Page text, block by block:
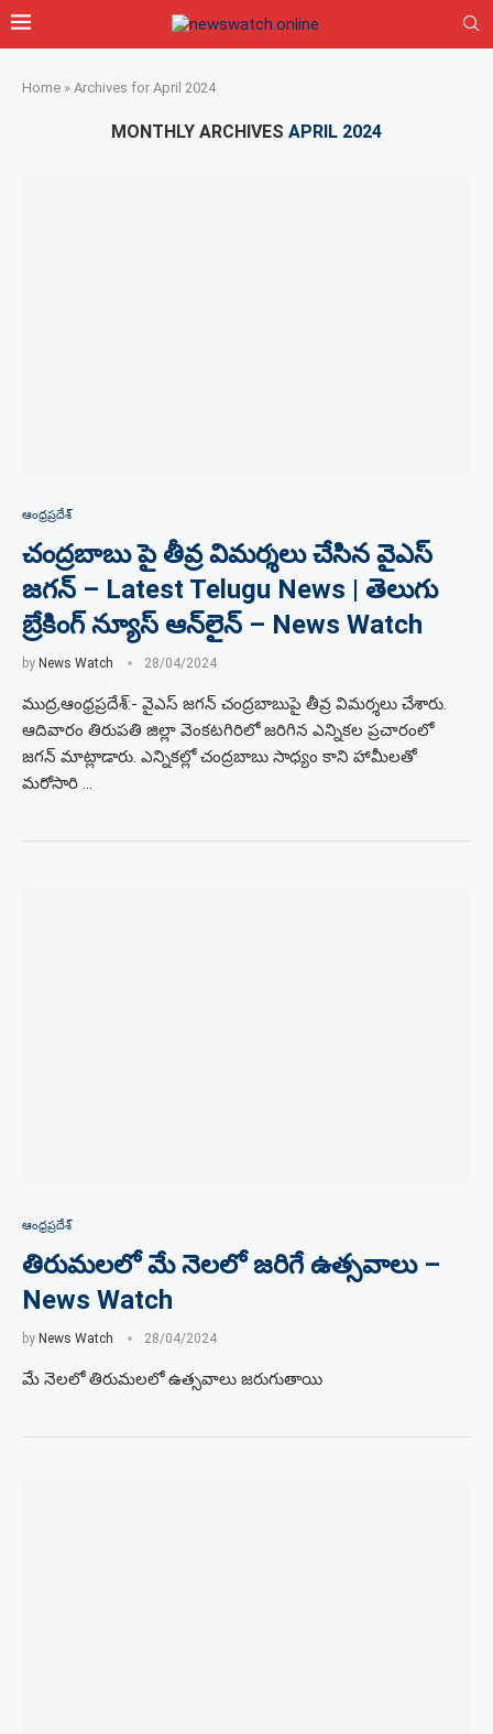
Home » Archives for April 2024
MONTHLY ARCHIVES APRIL 2024
ఆంధ్రప్రదేశ్
చంద్రబాబు పై తీవ్ర విమర్శలు చేసిన వైఎస్
జగన్ – Latest Telugu News | తెలుగు
బ్రేకింగ్ న్యూస్ ఆన్‌లైన్ – News Watch
by News Watch 28/04/2024
ముద్ర,ఆంధ్రప్రదేశ్:- వైఎస్‌ జగన్‌ చంద్రబాబుపై తీవ్ర విమర్శలు చేశారు.
ఆదివారం తిరుపతి జిల్లా వెంకటగిరిలో జరిగిన ఎన్నికల ప్రచారంలో
జగన్‌ మాట్లాడారు. ఎన్నికల్లో చంద్రబాబు సాధ్యం కాని హామీలతో
మరోసారి …
ఆంధ్రప్రదేశ్
తిరుమలలో మే నెలలో జరిగే ఉత్సవాలు –
News Watch
by News Watch 28/04/2024
మే నెలలో తిరుమలలో ఉత్సవాలు జరుగుతాయి